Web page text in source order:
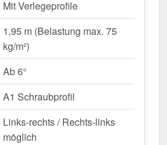
Maß – bestellen Sie jetzt und
Mit Verlegeprofile
1,95 m (Belastung max. 75
kg/m²)
Ab 6°
A1 Schraubprofil
Links-rechts / Rechts-links
möglich